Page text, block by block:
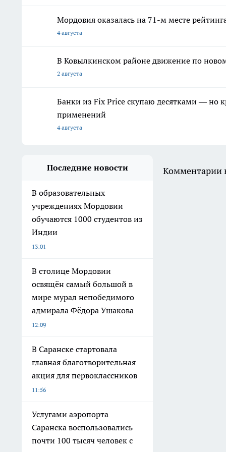
Мордовия оказалась на 71-м месте
4 августа
В Ковылкинском районе движение по
2 августа
Банки из Fix Price скупаю десятками — но
применений
4 августа
Последние новости
В образовательных
учреждениях Мордовии
обучаются 1000 студентов из
Индии
13:01
В столице Мордовии
освящён самый большой в
мире мурал непобедимого
адмирала Фёдора Ушакова
12:09
В Саранске стартовала
главная благотворительная
акция для первоклассников
11:56
Услугами аэропорта
Саранска воспользовались
почти 100 тысяч человек с
Комментарии